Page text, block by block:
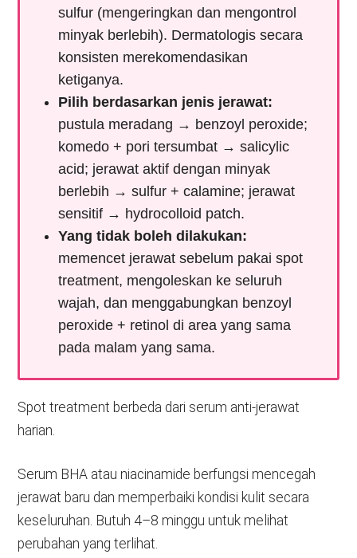
sulfur (mengeringkan dan mengontrol
minyak berlebih). Dermatologis secara
konsisten merekomendasikan
ketiganya.
Pilih berdasarkan jenis jerawat:
pustula meradang → benzoyl peroxide;
komedo + pori tersumbat → salicylic
acid; jerawat aktif dengan minyak
berlebih → sulfur + calamine; jerawat
sensitif → hydrocolloid patch.
Yang tidak boleh dilakukan:
memencet jerawat sebelum pakai spot
treatment, mengoleskan ke seluruh
wajah, dan menggabungkan benzoyl
peroxide + retinol di area yang sama
pada malam yang sama.
Spot treatment berbeda dari serum anti-jerawat
harian.
Serum BHA atau niacinamide berfungsi mencegah
jerawat baru dan memperbaiki kondisi kulit secara
keseluruhan. Butuh 4–8 minggu untuk melihat
perubahan yang terlihat.